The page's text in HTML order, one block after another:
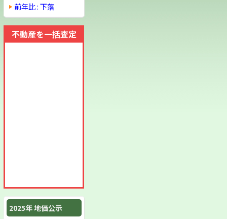
前年比 : 下落
不動産を一括査定
2025年 地価公示